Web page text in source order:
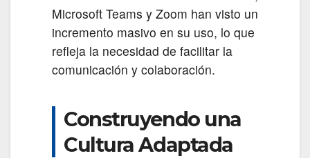
Microsoft Teams y Zoom han visto un
incremento masivo en su uso, lo que
refleja la necesidad de facilitar la
comunicación y colaboración.
Construyendo una
Cultura Adaptada